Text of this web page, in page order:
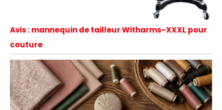
Avis : mannequin de tailleur Witharms-XXXL pour
couture